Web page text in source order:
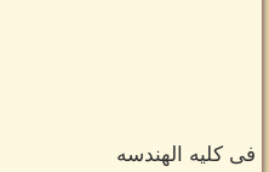
فى كليه الهندسه